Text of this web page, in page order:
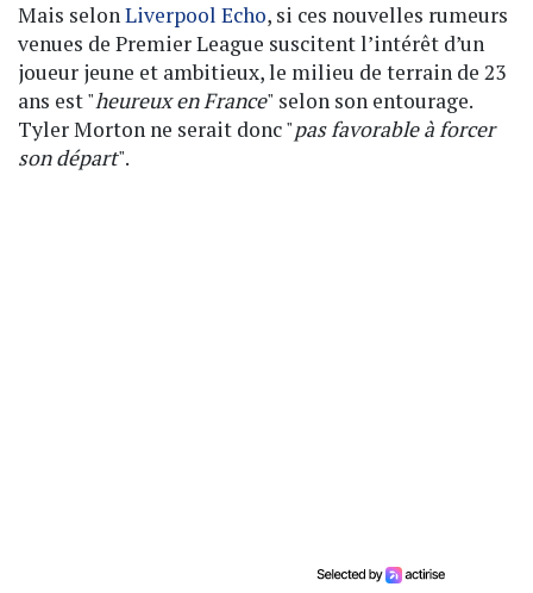
Mais selonLiverpool Echo, si ces nouvelles rumeurs
venues de Premier League suscitent l’intérêt d’un
joueur jeune et ambitieux, le milieu de terrain de 23
ans est "heureux en France" selon son entourage.
Tyler Morton ne serait donc "pas favorable à forcer
son départ".